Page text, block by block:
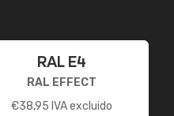
RAL E4
RAL EFFECT
€38,95 IVA excluido